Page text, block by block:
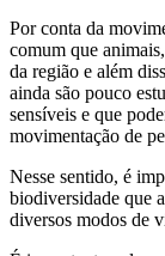
Por conta da
comum que
da região e além
ainda são pouco
sensíveis e que
movimentação de
Nesse sentido, é
biodiversidade que
diversos modos de